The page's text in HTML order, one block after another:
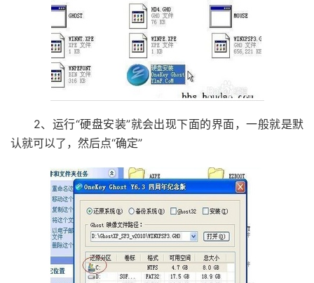
2、运行“硬盘安装”就会出现下面的界面，一般就是默
认就可以了，然后点“确定”